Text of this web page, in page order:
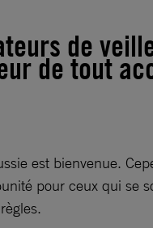
de
de tout
est bienvenue.
pour ceux qui se